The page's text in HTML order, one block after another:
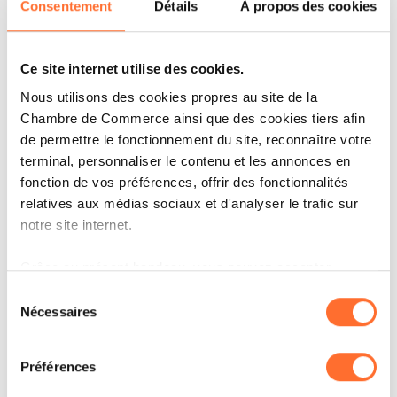
Consentement Détails À propos des cookies
Ce site internet utilise des cookies.
Nous utilisons des cookies propres au site de la
Chambre de Commerce ainsi que des cookies tiers afin
de permettre le fonctionnement du site, reconnaître votre
terminal, personnaliser le contenu et les annonces en
fonction de vos préférences, offrir des fonctionnalités
relatives aux médias sociaux et d'analyser le trafic sur
notre site internet.
Grâce au présent bandeau, vous pouvez accepter,
à l’exception des cookies strictement nécessaires au
fonctionnement du site. Une description des différents
cookies est accessible sous l’onglet « Détails » ci-
dessus.
Nécessaires
Préférences
IT'S MY STORY
OOBAMINT : PLUS QU’UNE
EXPÉRIENCE !